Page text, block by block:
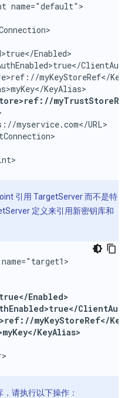
name="default">
Enabled>
myKeyStoreRef</
KeyAlias>
myservice.com</URL>
引用 TargetServer 而不是特
定义来引用新密钥库和
Enabled>
myKeyStoreRef</
KeyAlias>
请执行以下操作：